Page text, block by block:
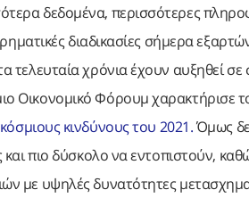
δεδομένα, περισσότερες
διαδικασίες σήμερα
τελευταία χρόνια έχουν αυξηθεί
Οικονομικό Φόρουμ χαρακτήρισε
κινδύνους του 2021.Όμως
και πιο δύσκολο να εντοπιστούν,
με υψηλές δυνατότητες